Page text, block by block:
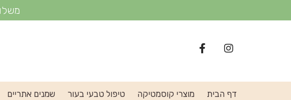
דף הבית מוצרי קוסמטיקה טיפול טבעי בעור שמנים אתריים